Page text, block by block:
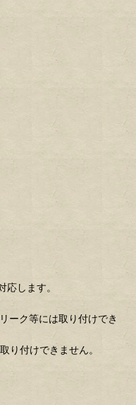
します。
ーク等には取り付けでき
り付けできません。